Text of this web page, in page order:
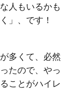
人もいるかも
」、です！
多くて、必然
たので、やっ
ことがハイレ